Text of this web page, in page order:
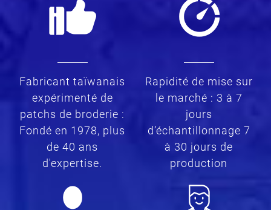
Fabricant taïwanais
expérimenté de
patchs de broderie :
Fondé en 1978, plus
de 40 ans
d'expertise.
Rapidité de mise sur
le marché : 3 à 7
jours
d’échantillonnage 7
à 30 jours de
production